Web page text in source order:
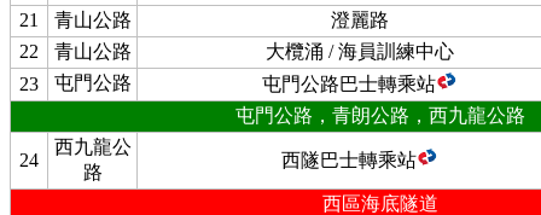
21
青山公路
澄麗路
22
青山公路
大欖涌 / 海員訓練中心
23
屯門公路
屯門公路巴士轉乘站
屯門公路，青朗公路，西九龍公路
24
西九龍公
路
西隧巴士轉乘站
西區海底隧道